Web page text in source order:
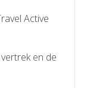
Active
en de